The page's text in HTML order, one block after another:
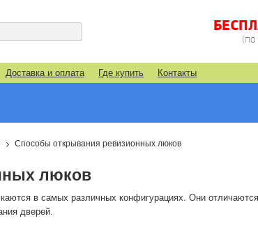
Доставка и оплата Где купить Контакты
Способы открывания ревизионных люков
люков
в самых различных конфигурациях. Они
дверей.